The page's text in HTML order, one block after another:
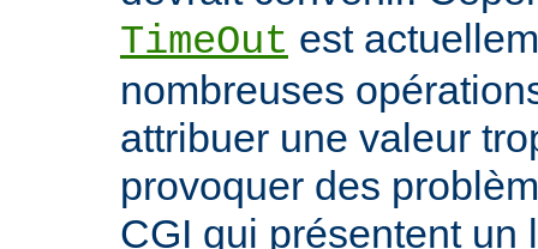
TimeOut est
nombreuses
attribuer une valeur
provoquer des
CGI qui présentent un